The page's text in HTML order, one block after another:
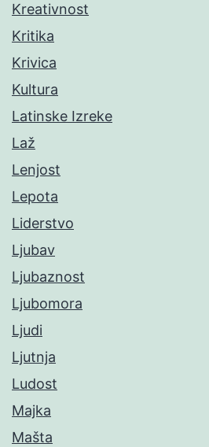
Kreativnost
Kritika
Krivica
Kultura
Latinske Izreke
Laž
Lenjost
Lepota
Liderstvo
Ljubav
Ljubaznost
Ljubomora
Ljudi
Ljutnja
Ludost
Majka
Mašta